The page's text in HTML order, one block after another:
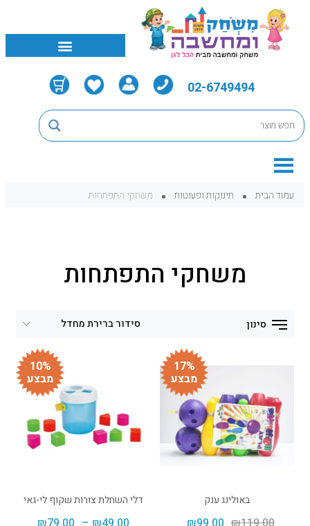
02-6749494
עמוד הבית תינוקות ופעוטות משחקי התפתחות
משחקי התפתחות
סינון
17%
מבצע
באולינג ענק
10%
מבצע
דלי השחלת צורות שקוף לי-גאי